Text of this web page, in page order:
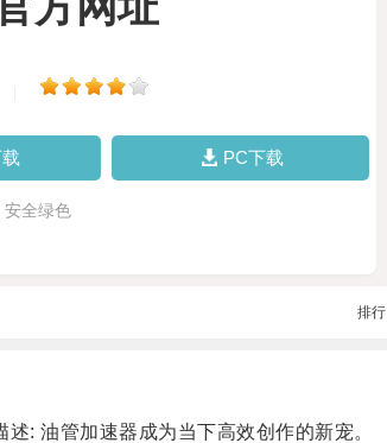
PC下载
全绿色
排行
油管加速器成为当下高效创作的新宠。